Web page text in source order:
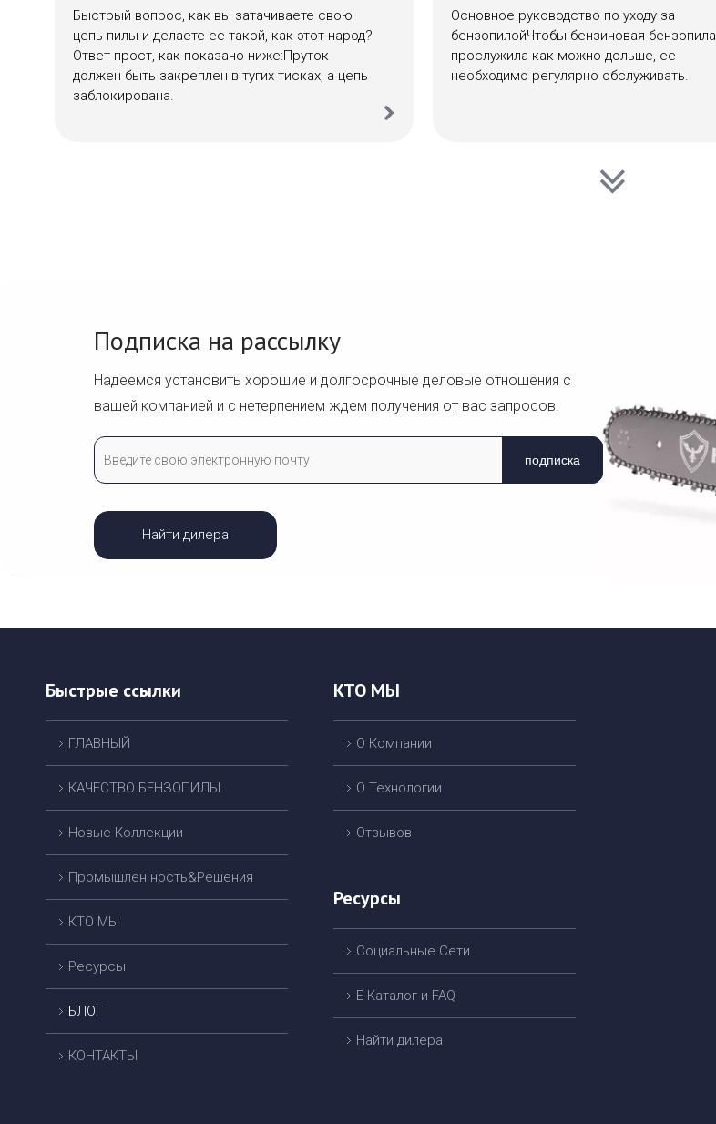
Быстрый вопрос, как вы затачиваете свою
цепь пилы и делаете ее такой, как этот народ?
Ответ прост, как показано ниже:Пруток
должен быть закреплен в тугих тисках, а цепь
заблокирована.
Основное руководство по уходу за
бензопилойЧтобы бензиновая бензопила
прослужила как можно дольше, ее
необходимо регулярно обслуживать.
Подписка на рассылку
Надеемся установить хорошие и долгосрочные деловые отношения с
вашей компанией и с нетерпением ждем получения от вас запросов.
подписка
Найти дилера
Быстрые ссылки
ГЛАВНЫЙ
КАЧЕСТВО БЕНЗОПИЛЫ
Новые Коллекции
Промышлен ность&Решения
КТО МЫ
Ресурсы
БЛОГ
КОНТАКТЫ
КТО МЫ
О Компании
О Технологии
Отзывов
Ресурсы
Cоциальные Cети
Е-Каталог и FAQ
Найти дилера